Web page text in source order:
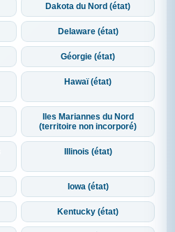
Dakota du Nord (état)
Delaware (état)
Géorgie (état)
Hawaï (état)
Iles Mariannes du Nord
(territoire non incorporé)
Illinois (état)
Iowa (état)
Kentucky (état)